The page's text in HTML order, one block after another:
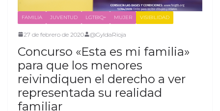
FAMILIA JUVENTUD LGTBIQ+ MUJER VISIBILIDAD
27 de febrero de 2020 @GyldaRioja
Concurso «Esta es mi familia»
para que los menores
reivindiquen el derecho a ver
representada su realidad
familiar